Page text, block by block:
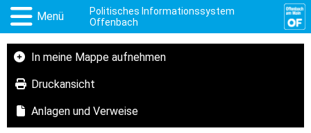
Menü
Politisches Informationssystem
Offenbach
In meine Mappe aufnehmen
Druckansicht
Anlagen und Verweise